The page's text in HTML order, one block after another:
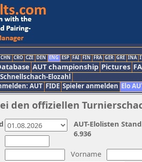
CHN CRO CZE DEN ENG ESP FAI FIN FRA GER GRE INA
AUT championship Pictures
Schnellschach-Elozahl
AUT FIDE Spieler anmelden Elo
den offiziellen
Vorname
AUT-Elolisten
6.936